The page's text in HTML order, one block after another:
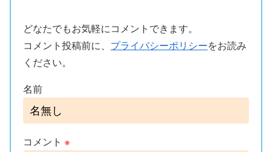
どなたでもお気軽にコメントできます。
コメント投稿前に、 プライバシーポリシーをお読み
ください。
名前
コメント ※